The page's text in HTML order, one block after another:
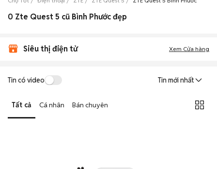
0 Zte Quest 5 cũ Bình Phước đẹp
Siêu thị điện tử Xem Cửa hàng
Tin có video Tin mới nhất
Tất cả Cá nhân Bán chuyên